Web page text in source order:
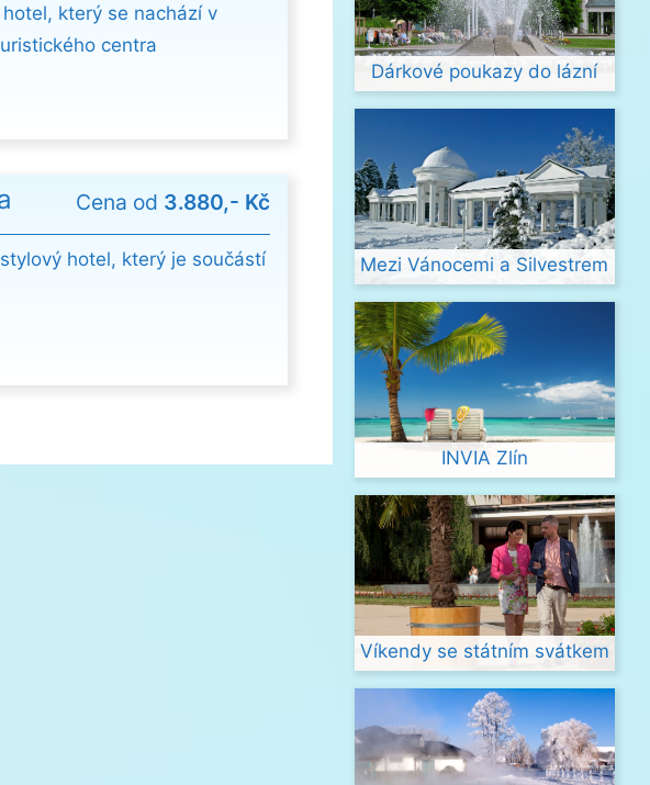
který se nachází v
centra
hotel, který je součástí
Cena od 3.880,- Kč
Dárkové poukazy do lázní
Mezi Vánocemi a Silvestrem
INVIA Zlín
Víkendy se státním svátkem